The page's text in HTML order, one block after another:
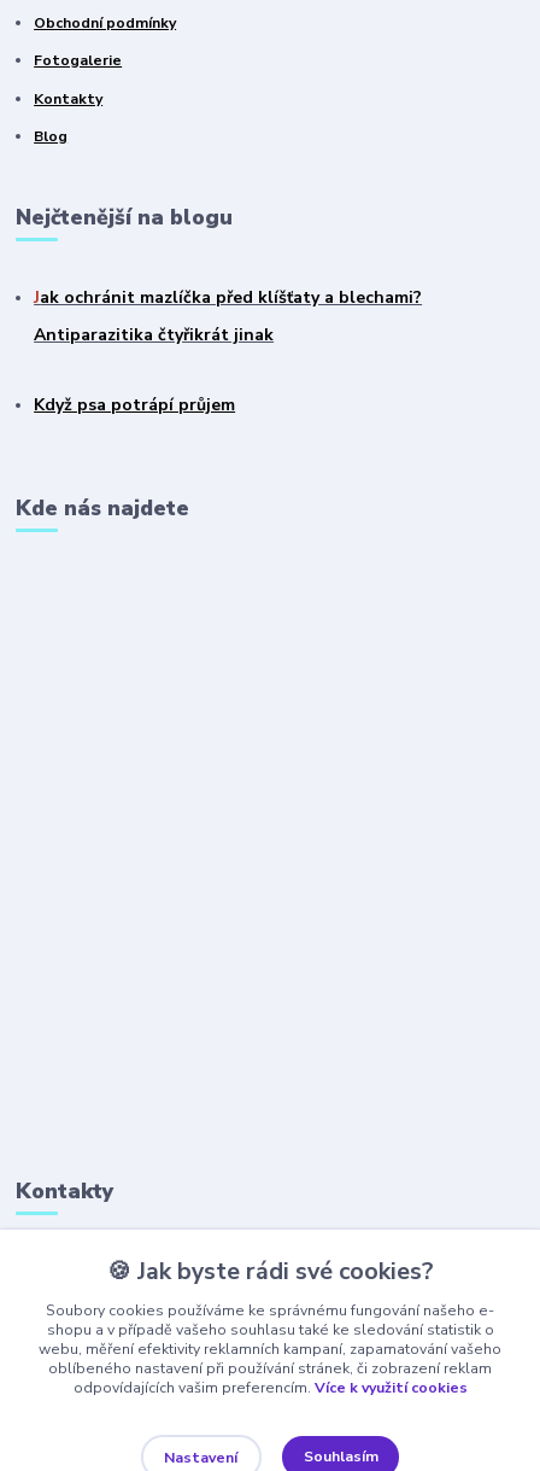
Obchodní podmínky
Fotogalerie
Kontakty
Blog
Nejčtenější na blogu
Jak ochránit mazlíčka před klíšťaty a blechami?
Antiparazitika čtyřikrát jinak
Když psa potrápí průjem
Kde nás najdete
Kontakty
+420 777 323 641
(Po-Pá, 8-16 hod.)
obchod@ajaxshop.cz
🍪 Jak byste rádi své cookies?
Soubory cookies používáme ke správnému fungování našeho e-
shopu a v případě vašeho souhlasu také ke sledování statistik o
webu, měření efektivity reklamních kampaní, zapamatování vašeho
oblíbeného nastavení při používání stránek, či zobrazení reklam
odpovídajících vašim preferencím. Více k využití cookies
Nastavení Souhlasím